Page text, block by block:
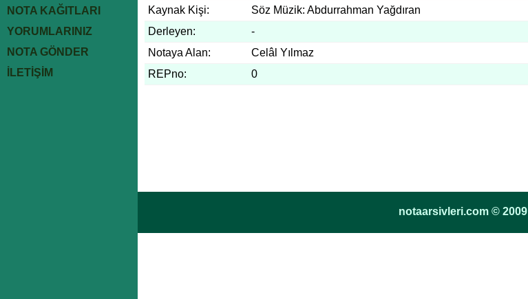
NOTA KAĞITLARI
YORUMLARINIZ
NOTA GÖNDER
İLETİŞİM
Kaynak Kişi:
Söz Müzik: Abdurrahman Yağdıran
Derleyen:
-
Notaya Alan:
Celâl Yılmaz
REPno:
0
notaarsivleri.com © 2009